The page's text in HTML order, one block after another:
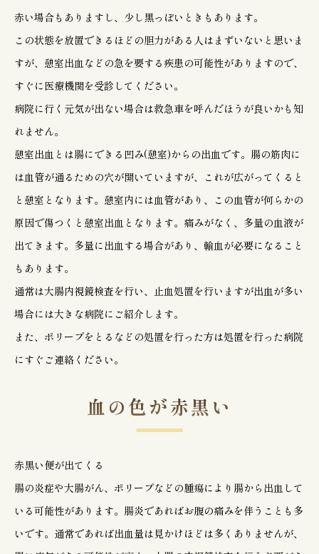
赤い場合もありますし、少し黒っぽいときもあります。
この状態を放置できるほどの胆力がある人はまずいないと思いま
すが、憩室出血などの急を要する疾患の可能性がありますので、
すぐに医療機関を受診してください。
病院に行く元気が出ない場合は救急車を呼んだほうが良いかも知
れません。
憩室出血とは腸にできる凹み(憩室)からの出血です。腸の筋肉に
は血管が通るための穴が開いていますが、これが広がってくると
と憩室となります。憩室内には血管があり、この血管が何らかの
原因で傷つくと憩室出血となります。痛みがなく、多量の血液が
出てきます。多量に出血する場合があり、輸血が必要になること
もあります。
通常は大腸内視鏡検査を行い、止血処置を行いますが出血が多い
場合には大きな病院にご紹介します。
また、ポリープをとるなどの処置を行った方は処置を行った病院
にすぐご連絡ください。
血の色が赤黒い
赤黒い便が出てくる
腸の炎症や大腸がん、ポリープなどの腫瘍により腸から出血して
いる可能性があります。腸炎であればお腹の痛みを伴うことも多
いです。通常であれば出血量は見かけほどは多くありませんが、